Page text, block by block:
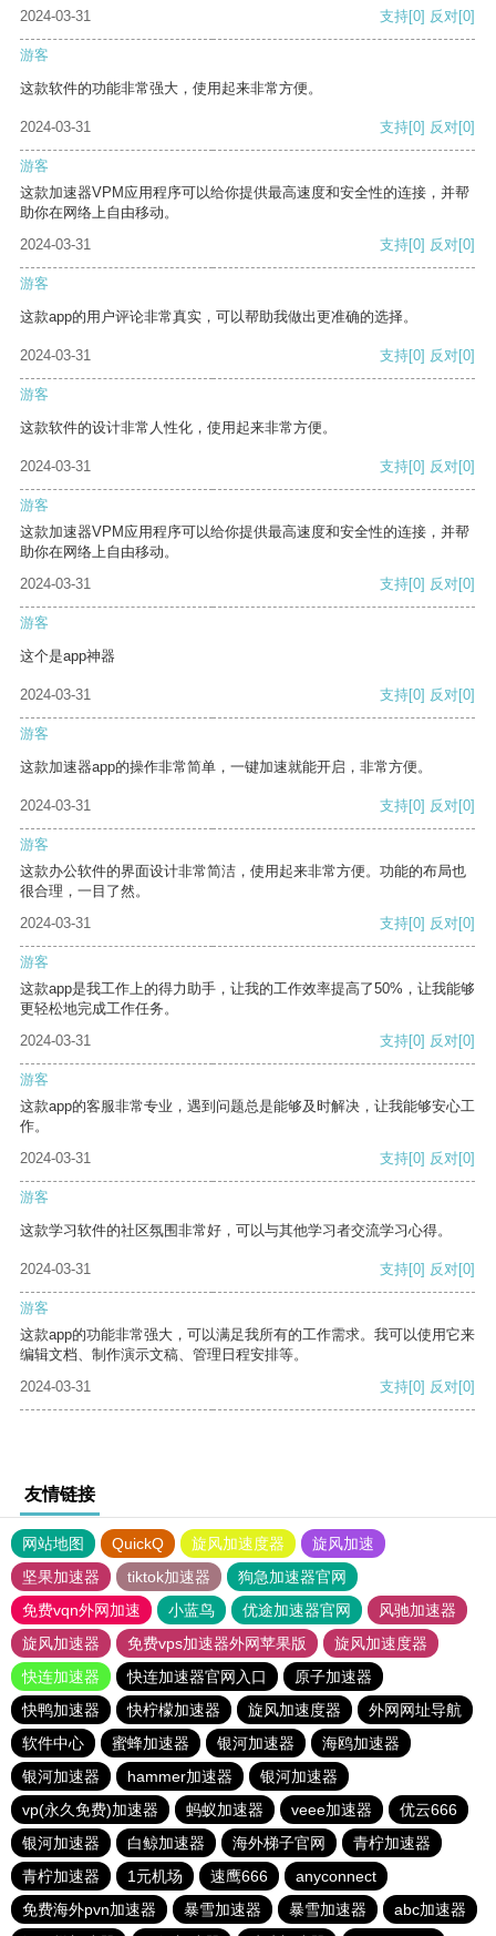
2024-03-31 支持[0] 反对[0]
游客
这款软件的功能非常强大，使用起来非常方便。
2024-03-31 支持[0] 反对[0]
游客
这款加速器VPM应用程序可以给你提供最高速度和安全性的连接，并帮
助你在网络上自由移动。
2024-03-31
支持[0] 反对[0]
游客
这款app的用户评论非常真实，可以帮助我做出更准确的选择。
2024-03-31 支持[0] 反对[0]
游客
这款软件的设计非常人性化，使用起来非常方便。
2024-03-31 支持[0] 反对[0]
游客
这款加速器VPM应用程序可以给你提供最高速度和安全性的连接，并帮
助你在网络上自由移动。
2024-03-31
支持[0] 反对[0]
游客
这个是app神器
2024-03-31 支持[0] 反对[0]
游客
这款加速器app的操作非常简单，一键加速就能开启，非常方便。
2024-03-31 支持[0] 反对[0]
游客
这款办公软件的界面设计非常简洁，使用起来非常方便。功能的布局也
很合理，一目了然。
2024-03-31
支持[0] 反对[0]
游客
这款app是我工作上的得力助手，让我的工作效率提高了50%，让我能够
更轻松地完成工作任务。
2024-03-31
支持[0] 反对[0]
游客
这款app的客服非常专业，遇到问题总是能够及时解决，让我能够安心工
作。
2024-03-31
支持[0] 反对[0]
游客
这款学习软件的社区氛围非常好，可以与其他学习者交流学习心得。
2024-03-31 支持[0] 反对[0]
游客
这款app的功能非常强大，可以满足我所有的工作需求。我可以使用它来
编辑文档、制作演示文稿、管理日程安排等。
2024-03-31
支持[0] 反对[0]
友情链接
网站地图 QuickQ 旋风加速度器
旋风加速
坚果加速器
tiktok加速器
狗急加速器官网
免费vqn外网加速
小蓝鸟 优途加速器官网
风驰加速器
旋风加速器
免费vps加速器外网苹果版
旋风加速度器
快连加速器
快连加速器官网入口
原子加速器
快鸭加速器
快柠檬加速器 旋风加速度器
外网网址导航
软件中心
蜜蜂加速器 银河加速器
海鸥加速器
银河加速器
hammer加速器
银河加速器
vp(永久免费)加速器
蚂蚁加速器 veee加速器
优云666
银河加速器
白鲸加速器 海外梯子官网
青柠加速器
青柠加速器
1元机场 速鹰666
anyconnect
免费海外pvn加速器
暴雪加速器 暴雪加速器
abc加速器